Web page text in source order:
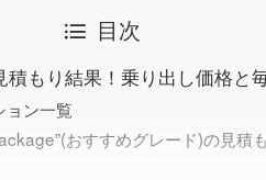
目次
もり結果！乗り出し価格と
ョン一覧
おすすめグレード)の見積